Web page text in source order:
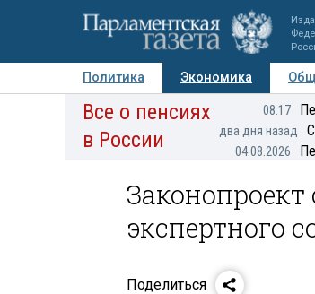
Политика Экономика
Авторы Персоны Мнения
Все о пенсиях
в России
08:17
два дня назад
04.08.2026
экспертного
Поделиться